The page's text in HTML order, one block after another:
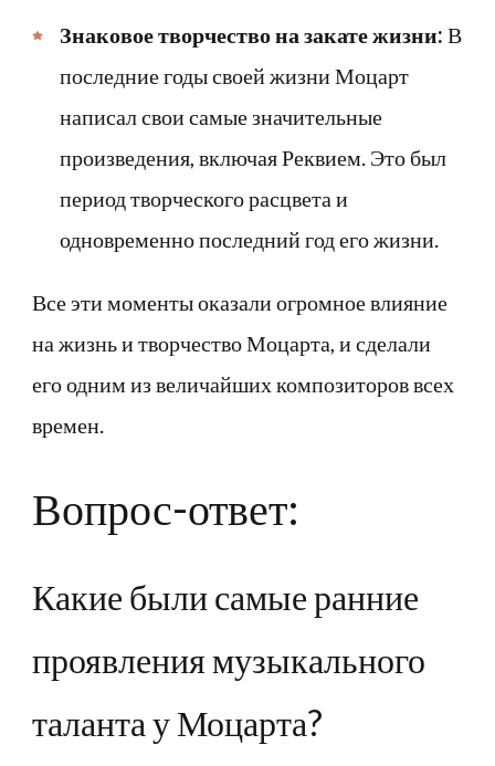
Знаковое творчество на закате жизни: В
последние годы своей жизни Моцарт
написал свои самые значительные
произведения, включая Реквием. Это был
период творческого расцвета и
одновременно последний год его жизни.
Все эти моменты оказали огромное влияние
на жизнь и творчество Моцарта, и сделали
его одним из величайших композиторов всех
времен.
Вопрос-ответ:
Какие были самые ранние
проявления музыкального
таланта у Моцарта?